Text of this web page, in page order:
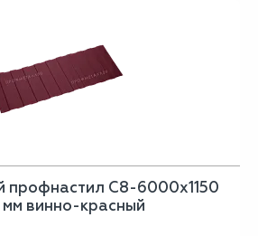
профнастил С8-6000х1150
мм винно-красный